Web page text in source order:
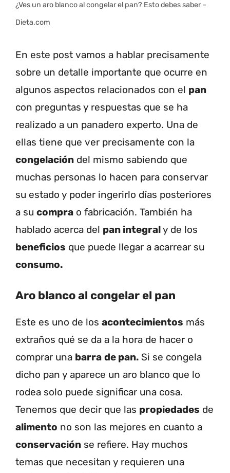
¿Ves un aro blanco al congelar el pan? Esto debes saber –
Dieta.com
En este post vamos a hablar precisamente
sobre un detalle importante que ocurre en
algunos aspectos relacionados con el pan
con preguntas y respuestas que se ha
realizado a un panadero experto. Una de
ellas tiene que ver precisamente con la
congelación del mismo sabiendo que
muchas personas lo hacen para conservar
su estado y poder ingerirlo días posteriores
a su compra o fabricación. También ha
hablado acerca del pan integraly de los
beneficios que puede llegar a acarrear su
consumo.
Aro blanco al congelar el pan
Este es uno de los acontecimientos más
extraños qué se da a la hora de hacer o
comprar una barra de pan. Si se congela
dicho pan y aparece un aro blanco que lo
rodea solo puede significar una cosa.
Tenemos que decir que las propiedades de
alimento no son las mejores en cuanto a
conservación se refiere. Hay muchos
temas que necesitan y requieren una